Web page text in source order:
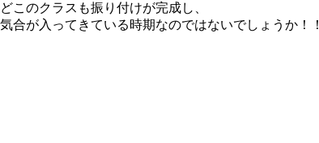
どこのクラスも振り付けが完成し、
気合が入ってきている時期なのではないでしょうか！！